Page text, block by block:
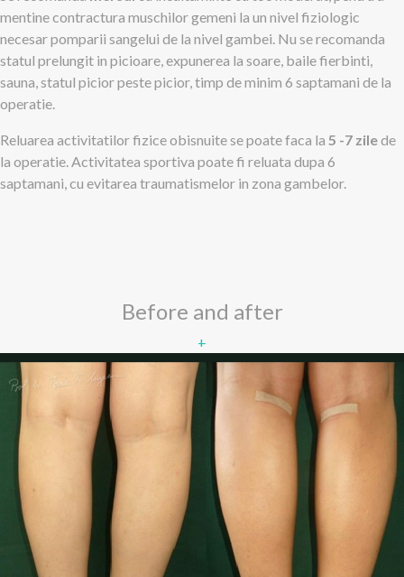
mentine contractura muschilor gemeni la un nivel fiziologic
necesar pomparii sangelui de la nivel gambei. Nu se recomanda
statul prelungit in picioare, expunerea la soare, baile fierbinti,
sauna, statul picior peste picior, timp de minim 6 saptamani de la
operatie.
Reluarea activitatilor fizice obisnuite se poate faca la 5 -7 zilede
la operatie. Activitatea sportiva poate fi reluata dupa 6
saptamani, cu evitarea traumatismelor in zona gambelor.
Before and after
+